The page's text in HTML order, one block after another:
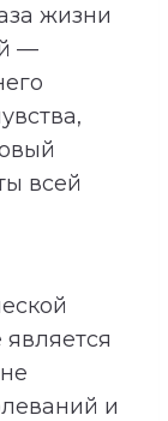
жизни
—
всей
и